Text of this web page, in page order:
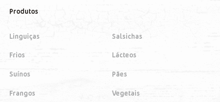
Produtos
Linguiças
Frios
Suínos
Frangos
Salsichas
Lácteos
Pães
Vegetais